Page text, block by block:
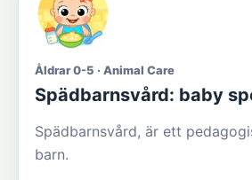
Åldrar 0-5 · Animal Care
Spädbarnsvård: baby
Spädbarnsvård, är ett
barn.